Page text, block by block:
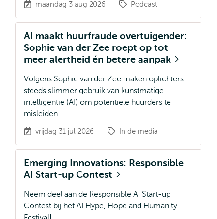
maandag 3 aug 2026 Podcast
AI maakt huurfraude overtuigender:
Sophie van der Zee roept op tot
meer alertheid én betere aanpak
Volgens Sophie van der Zee maken oplichters
steeds slimmer gebruik van kunstmatige
intelligentie (AI) om potentiële huurders te
misleiden.
vrijdag 31 jul 2026 In de media
Emerging Innovations: Responsible
AI Start-up Contest
Neem deel aan de Responsible AI Start-up
Contest bij het AI Hype, Hope and Humanity